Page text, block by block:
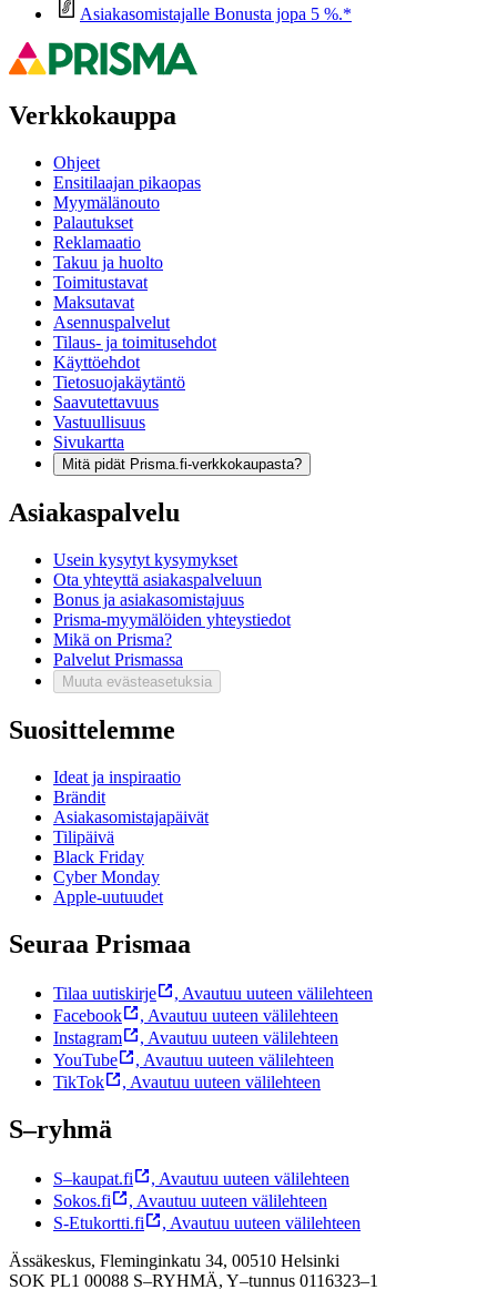
Asiakasomistajalle Bonusta jopa 5 %.*
Verkkokauppa
Ohjeet
Ensitilaajan pikaopas
Myymälänouto
Palautukset
Reklamaatio
Takuu ja huolto
Toimitustavat
Maksutavat
Asennuspalvelut
Tilaus- ja toimitusehdot
Käyttöehdot
Tietosuojakäytäntö
Saavutettavuus
Vastuullisuus
Sivukartta
Mitä pidät Prisma.fi-verkkokaupasta?
Asiakaspalvelu
Usein kysytyt kysymykset
Ota yhteyttä asiakaspalveluun
Bonus ja asiakasomistajuus
Prisma-myymälöiden yhteystiedot
Mikä on Prisma?
Palvelut Prismassa
Muuta evästeasetuksia
Suosittelemme
Ideat ja inspiraatio
Brändit
Asiakasomistajapäivät
Tilipäivä
Black Friday
Cyber Monday
Apple-uutuudet
Seuraa Prismaa
Tilaa uutiskirje , Avautuu uuteen välilehteen
Facebook
, Avautuu uuteen välilehteen
Instagram
, Avautuu uuteen välilehteen
YouTube
, Avautuu uuteen välilehteen
TikTok
, Avautuu uuteen välilehteen
S–ryhmä
S–kaupat.fi , Avautuu uuteen välilehteen
Sokos.fi
, Avautuu uuteen välilehteen
S-Etukortti.fi
, Avautuu uuteen välilehteen
Ässäkeskus, Fleminginkatu 34, 00510 Helsinki
SOK PL1 00088 S–RYHMÄ, Y–tunnus 0116323–1